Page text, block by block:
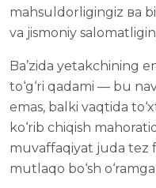
mahsuldorligingiz ва
va jismoniy
Ba’zida yetakchining
to‘g‘ri qadami — bu
emas, balki vaqtida
ko‘rib chiqish
muvaffaqiyat juda tez
mutlaqo bo‘sh